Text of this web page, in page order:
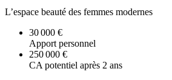
L’espace beauté des femmes modernes
30 000 €
Apport personnel
250 000 €
CA potentiel après 2 ans